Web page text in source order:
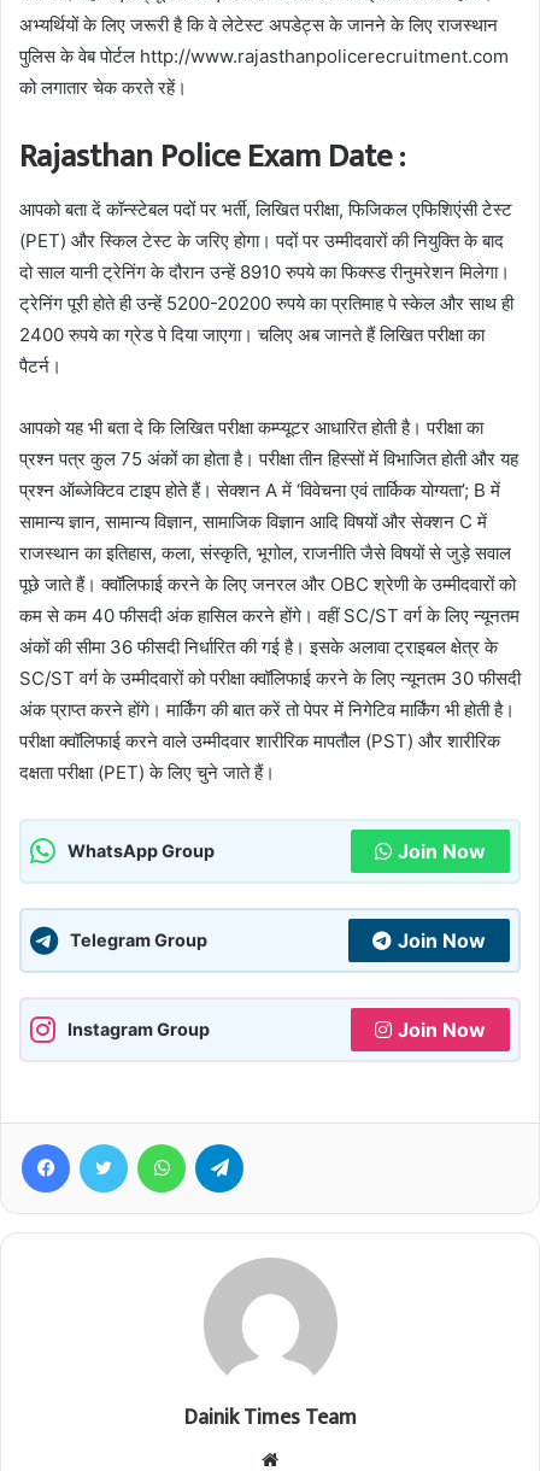
अभ्यर्थियों के लिए जरूरी है कि वे लेटेस्ट अपडेट्स के जानने के लिए राजस्थान
पुलिस के वेब पोर्टल http://www.rajasthanpolicerecruitment.com
को लगातार चेक करते रहें।
Rajasthan Police Exam Date :
आपको बता दें कॉन्स्टेबल पदों पर भर्ती, लिखित परीक्षा, फिजिकल एफिशिएंसी टेस्ट
(PET) और स्किल टेस्ट के जरिए होगा। पदों पर उम्मीदवारों की नियुक्ति के बाद
दो साल यानी ट्रेनिंग के दौरान उन्हें 8910 रुपये का फिक्स्ड रीनुमरेशन मिलेगा।
ट्रेनिंग पूरी होते ही उन्हें 5200-20200 रुपये का प्रतिमाह पे स्केल और साथ ही
2400 रुपये का ग्रेड पे दिया जाएगा। चलिए अब जानते हैं लिखित परीक्षा का
पैटर्न।
आपको यह भी बता दे कि लिखित परीक्षा कम्प्यूटर आधारित होती है। परीक्षा का
प्रश्न पत्र कुल 75 अंकों का होता है। परीक्षा तीन हिस्सों में विभाजित होती और यह
प्रश्न ऑब्जेक्टिव टाइप होते हैं। सेक्शन A में ‘विवेचना एवं तार्किक योग्यता’; B में
सामान्य ज्ञान, सामान्य विज्ञान, सामाजिक विज्ञान आदि विषयों और सेक्शन C में
राजस्थान का इतिहास, कला, संस्कृति, भूगोल, राजनीति जैसे विषयों से जुड़े सवाल
पूछे जाते हैं। क्वॉलिफाई करने के लिए जनरल और OBC श्रेणी के उम्मीदवारों को
कम से कम 40 फीसदी अंक हासिल करने होंगे। वहीं SC/ST वर्ग के लिए न्यूनतम
अंकों की सीमा 36 फीसदी निर्धारित की गई है। इसके अलावा ट्राइबल क्षेत्र के
SC/ST वर्ग के उम्मीदवारों को परीक्षा क्वॉलिफाई करने के लिए न्यूनतम 30 फीसदी
अंक प्राप्त करने होंगे। मार्किंग की बात करें तो पेपर में निगेटिव मार्किंग भी होती है।
परीक्षा क्वॉलिफाई करने वाले उम्मीदवार शारीरिक मापतौल (PST) और शारीरिक
दक्षता परीक्षा (PET) के लिए चुने जाते हैं।
WhatsApp Group Join Now
Telegram Group Join Now
Instagram Group Join Now
FacebookTwitter WhatsApp
Dainik Times Team
Website